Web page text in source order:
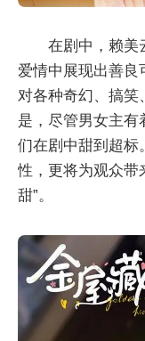
在剧中，赖美
爱情中展现出善良
对各种奇幻、搞笑
是，尽管男女主有
们在剧中甜到超标
性，更将为观众带
甜”。